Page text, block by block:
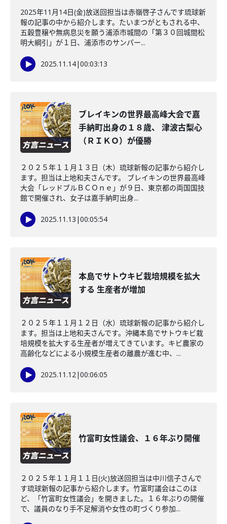
2025年11月14日(金)放送回担当は赤嶺啓子さんです琉球新
報の記事の中から紹介します。たいまつがともされる中、
五穀豊穣や無病息災を願う浦添市城間の「第３０回城間松
明大綱引」が１日、浦添市のサンパー...
2025.11.14|00:03:13
ブレイキンの世界最高峰大会で嘉
手納町出身の１８歳、 津波古梨心
（ＲＩＫＯ）が優勝
２０２５年１１月１３日（木）琉球新報の記事から紹介し
ます。担当は上地和夫さんです。 ブレイキンの世界最高峰
大会「レッドブルＢＣＯｎｅ」が９日、東京都の両国国技
館で開催され、女子は嘉手納町出身...
2025.11.13 |00:05:54
本島でサトウキビ栽培規模を拡大
する 生産者が増加
２０２５年１１月１２日（水）琉球新報の記事から紹介し
ます。担当は上地和夫さんです。沖縄本島でサトウキビ栽
培規模を拡大する生産者が増えてきています。キビ農家の
高齢化などによる小規模生産者の離農が進む中、...
2025.11.12|00:06:05
竹富町女性議会、１６年ぶり開催
２０２５年１１月１１日(火)放送回担当は中川信子さんで
す琉球新報の記事から紹介します。竹富町議会はこのほ
ど、「竹富町女性議会」を開きました。１６年ぶりの開催
で、議員のなり手不足解消や女性の町づくり参加...